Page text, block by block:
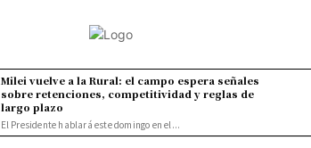
Milei vuelve a la Rural: el campo espera señales
sobre retenciones, competitividad y reglas de
largo plazo
El Presidente hablará este domingo en el...